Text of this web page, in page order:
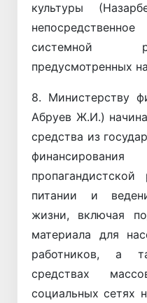
культуры
системной
предусмотренных
8. Министерству
Абруев Ж.И.)
средства из
питании и
жизни, включая
материала для
работников, а
средствах
социальных сетях